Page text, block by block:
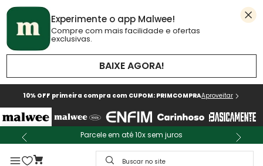
Experimente o app Malwee!
Compre com mais facilidade e ofertas
exclusivas.
BAIXE AGORA!
10% OFF primeira compra com CUPOM: PRIMCOMPRAAproveitar
Parcele em até 10x sem juros
Buscar no site